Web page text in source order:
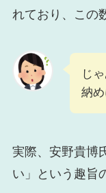
れており、この
じ
納
実際、安野貴博
い」という趣旨